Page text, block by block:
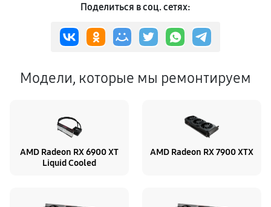
Поделиться в соц. сетях:
Модели, которые мы ремонтируем
AMD Radeon RX 6900 XT
Liquid Cooled
AMD Radeon RX 7900 XTX